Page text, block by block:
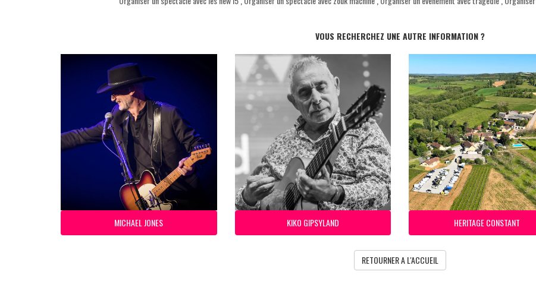
VOUS RECHERCHEZ UNE AUTRE INFORMATION ?
MICHAEL JONES KIKO GIPSYLAND HERITAGE CONSTANT
RETOURNER A L'ACCUEIL